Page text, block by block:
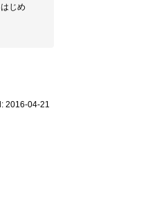
じめ
2016-04-21